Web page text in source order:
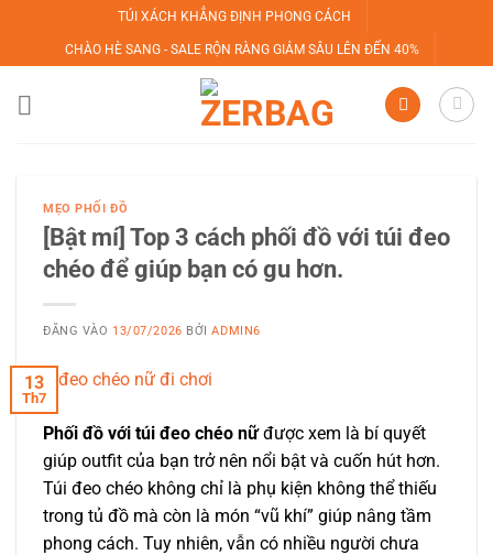
nội
dung
TÚI XÁCH KHẲNG ĐỊNH PHONG CÁCH
CHÀO HÈ SANG - SALE RỘN RÀNG GIẢM SÂU LÊN ĐẾN 40%
MẸO PHỐI ĐỒ
[Bật mí] Top 3 cách phối đồ với túi đeo
chéo để giúp bạn có gu hơn.
ĐĂNG VÀO 13/07/2026 BỞIADMIN6
13
Th7
Phối đồ với túi đeo chéo nữđược xem là bí quyết
giúp outfit của bạn trở nên nổi bật và cuốn hút hơn.
Túi đeo chéo không chỉ là phụ kiện không thể thiếu
trong tủ đồ mà còn là món “vũ khí” giúp nâng tầm
phong cách. Tuy nhiên, vẫn có nhiều người chưa